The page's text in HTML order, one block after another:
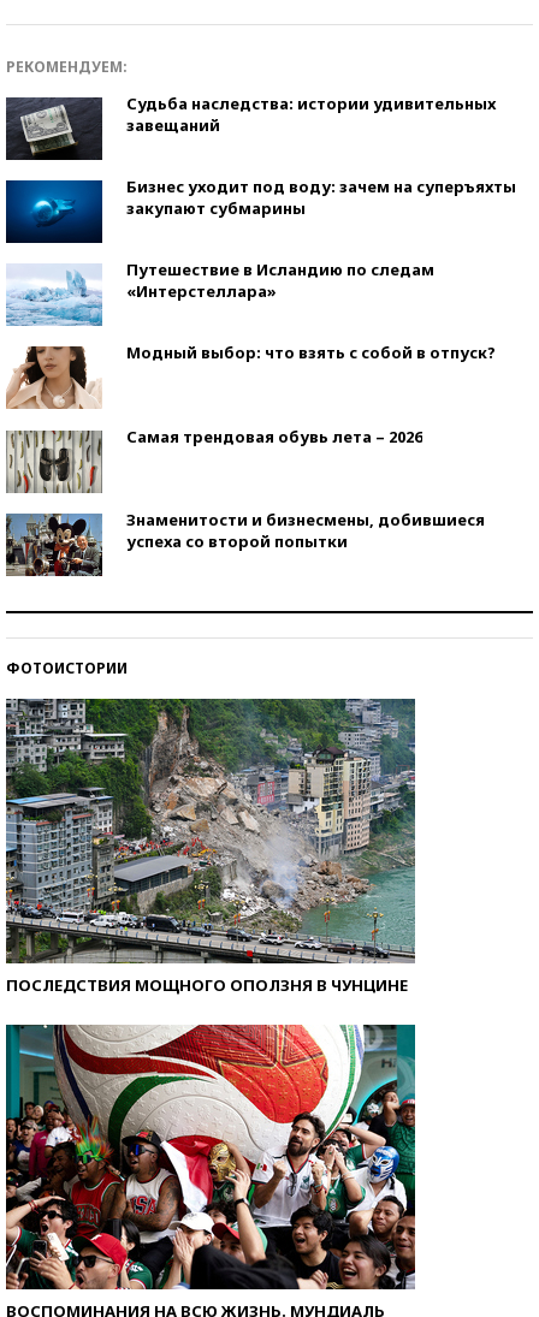
РЕКОМЕНДУЕМ:
Судьба наследства: истории удивительных
завещаний
Бизнес уходит под воду: зачем на суперъяхты
закупают субмарины
Путешествие в Исландию по следам
«Интерстеллара»
Модный выбор: что взять с собой в отпуск?
Самая трендовая обувь лета – 2026
Знаменитости и бизнесмены, добившиеся
успеха со второй попытки
ФОТОИСТОРИИ
ПОСЛЕДСТВИЯ МОЩНОГО ОПОЛЗНЯ В ЧУНЦИНЕ
ВОСПОМИНАНИЯ НА ВСЮ ЖИЗНЬ. МУНДИАЛЬ